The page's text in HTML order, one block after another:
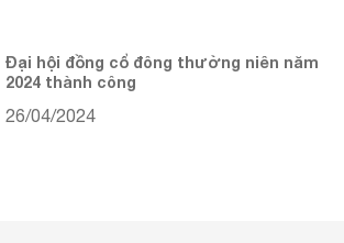
Đại hội đồng cổ đông thường niên năm
2024 thành công
26/04/2024